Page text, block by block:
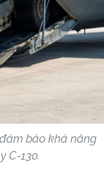
đảm bảo khả năng
C-130.